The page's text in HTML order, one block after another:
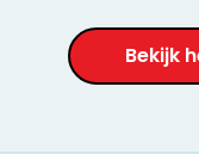
Bekijk